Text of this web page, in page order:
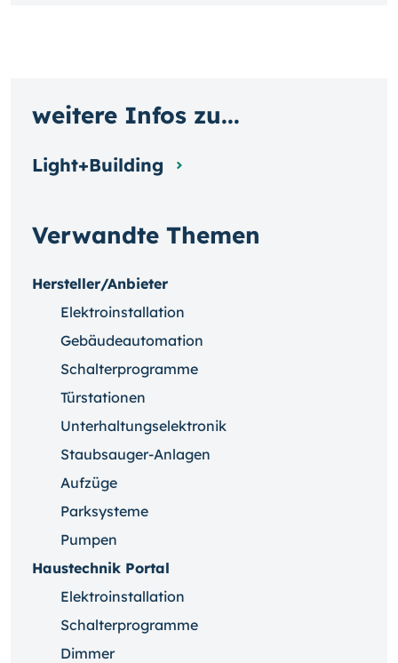
Verwandte Themen
Hersteller/Anbieter
Elektroinstallation
Gebäudeautomation
Schalterprogramme
Türstationen
Unterhaltungselektronik
Staubsauger-Anlagen
Aufzüge
Parksysteme
Pumpen
Haustechnik Portal
Elektroinstallation
Schalterprogramme
Dimmer
weitere Infos zu...
Light+Building